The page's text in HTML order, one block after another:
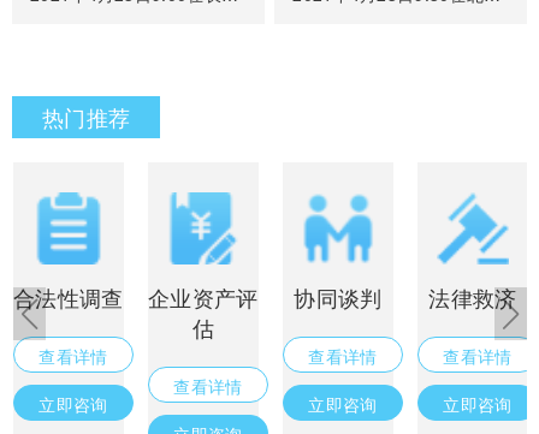
热门推荐
合法性调查
查看详情
立即咨询
企业资产评
估
查看详情
协同谈判
查看详情
立即咨询
法律救济
查看详情
立即咨询